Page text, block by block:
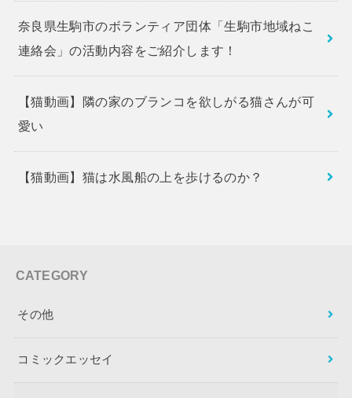
奈良県生駒市のボランティア団体「生駒市地域ねこ
連絡会」の活動内容をご紹介します！
【猫動画】隣の家のブランコを欲しがる猫さんが可
愛い
【猫動画】猫は水風船の上を歩けるのか？
CATEGORY
その他
コミックエッセイ